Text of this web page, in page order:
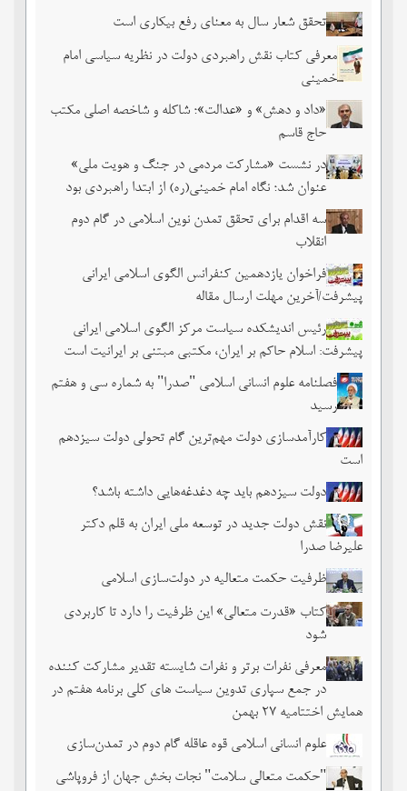
تحقق شعار سال به معنای رفع بیکاری است
معرفی کتاب نقش راهبردی دولت در نظریه سیاسی امام
خمینی
«داد و دهش» و «عدالت»؛ شاکله و شاخصه اصلی مکتب
حاج قاسم
در نشست «مشارکت مردمی در جنگ و هویت ملی»
عنوان شد؛ نگاه امام خمینی(ره) از ابتدا راهبردی بود
سه اقدام برای تحقق تمدن نوین اسلامی در گام دوم
انقلاب
فراخوان یازدهمین کنفرانس الگوی اسلامی ایرانی
پیشرفت/آخرین مهلت ارسال مقاله
رئیس اندیشکده سیاست مرکز الگوی اسلامی ایرانی
پیشرفت: اسلام حاکم بر ایران، مکتبی مبتنی بر ایرانیت است
فصلنامه علوم انسانی اسلامی "صدرا" به شماره سی و هفتم
رسید
کارآمدسازی دولت مهم‌ترین گام تحولی دولت سیزدهم
است
دولت سیزدهم باید چه دغدغه‌هایی داشته باشد؟
نقش دولت جدید در توسعه ملی ایران به قلم دکتر
علیرضا صدرا
ظرفیت حکمت متعالیه در دولت‌سازی اسلامی
کتاب «قدرت متعالی» این ظرفیت را دارد تا کاربردی
شود
معرفی نفرات برتر و نفرات شایسته تقدیر مشارکت کننده
در جمع سپاری تدوین سیاست های کلی برنامه هفتم در
همایش اختتامیه ۲۷ بهمن
علوم انسانی اسلامی قوه عاقله گام دوم در تمدن‌سازی
"حکمت متعالی سلامت" نجات بخش جهان از فروپاشی